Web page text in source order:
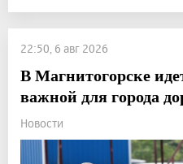
22:50, 6 авг 2026
В Магнитогорске
важной для города
Новости